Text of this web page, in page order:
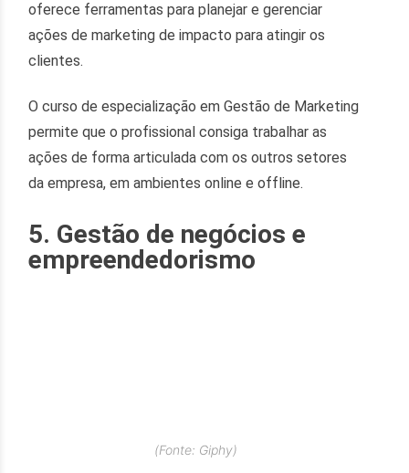
oferece ferramentas para planejar e gerenciar
ações de marketing de impacto para atingir os
clientes.
O curso de especialização em Gestão de Marketing
permite que o profissional consiga trabalhar as
ações de forma articulada com os outros setores
da empresa, em ambientes online e offline.
5. Gestão de negócios e
empreendedorismo
(Fonte: Giphy)